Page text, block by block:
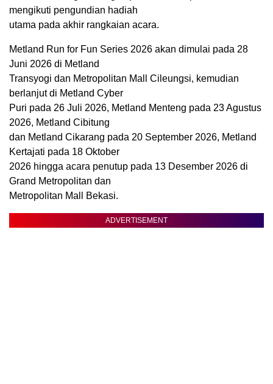
mengikuti pengundian hadiah
utama pada akhir rangkaian acara.
Metland Run for Fun Series 2026 akan dimulai pada 28
Juni 2026 di Metland
Transyogi dan Metropolitan Mall Cileungsi, kemudian
berlanjut di Metland Cyber
Puri pada 26 Juli 2026, Metland Menteng pada 23 Agustus
2026, Metland Cibitung
dan Metland Cikarang pada 20 September 2026, Metland
Kertajati pada 18 Oktober
2026 hingga acara penutup pada 13 Desember 2026 di
Grand Metropolitan dan
Metropolitan Mall Bekasi.
ADVERTISEMENT